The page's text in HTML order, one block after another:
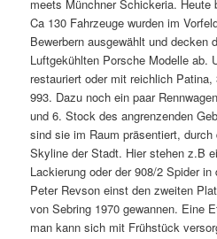
meets Münchner Schickeria. Heute
Ca 130 Fahrzeuge wurden im
Bewerbern ausgewählt und decken
Luftgekühlten Porsche Modelle ab.
restauriert oder mit reichlich
993. Dazu noch ein paar
und 6. Stock des angrenzenden
sind sie im Raum präsentiert,
Skyline der Stadt. Hier stehen z.B
Lackierung oder der 908/2 Spider
Peter Revson einst den zweiten
von Sebring 1970 gewannen. Eine
man kann sich mit Frühstück